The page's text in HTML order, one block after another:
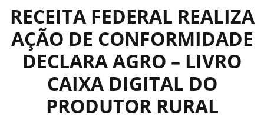
RECEITA FEDERAL REALIZA
AÇÃO DE CONFORMIDADE
DECLARA AGRO – LIVRO
CAIXA DIGITAL DO
PRODUTOR RURAL